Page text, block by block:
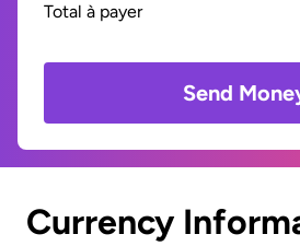
Total à payer
Send
Currency